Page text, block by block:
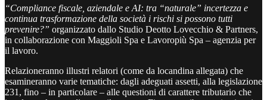
“Compliance fiscale, aziendale e AI: tra “naturale” incertezza e
continua trasformazione della società i rischi si possono tutti
prevenire?” organizzato dallo Studio Deotto Lovecchio & Partners,
in collaborazione con Maggioli Spa e Lavoropiù Spa – agenzia per
il lavoro.
Relazioneranno illustri relatori (come da locandina allegata) che
esamineranno varie tematiche: dagli adeguati assetti, alla legislazione
231, fino – in particolare – alle questioni di carattere tributario che